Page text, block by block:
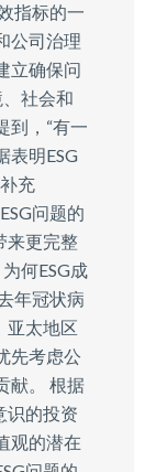
指标的一
公司治理
立确保问
社会和
到，“有一
表明ESG
充
问题的
来更完整
何ESG成
年冠状病
亚太地区
先考虑公
献。 根据
识的投资
观的潜在